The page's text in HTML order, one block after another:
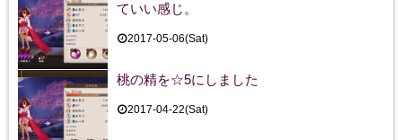
ていい感じ。
2017-05-06(Sat)
桃の精を☆5にしました
2017-04-22(Sat)